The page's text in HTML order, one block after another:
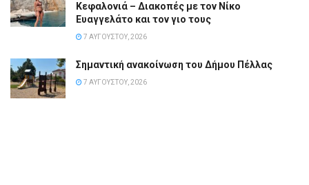
Κεφαλονιά – Διακοπές με τον Νίκο
Ευαγγελάτο και τον γιο τους
7 ΑΥΓΟΎΣΤΟΥ, 2026
Σημαντική ανακοίνωση του Δήμου Πέλλας
7 ΑΥΓΟΎΣΤΟΥ, 2026